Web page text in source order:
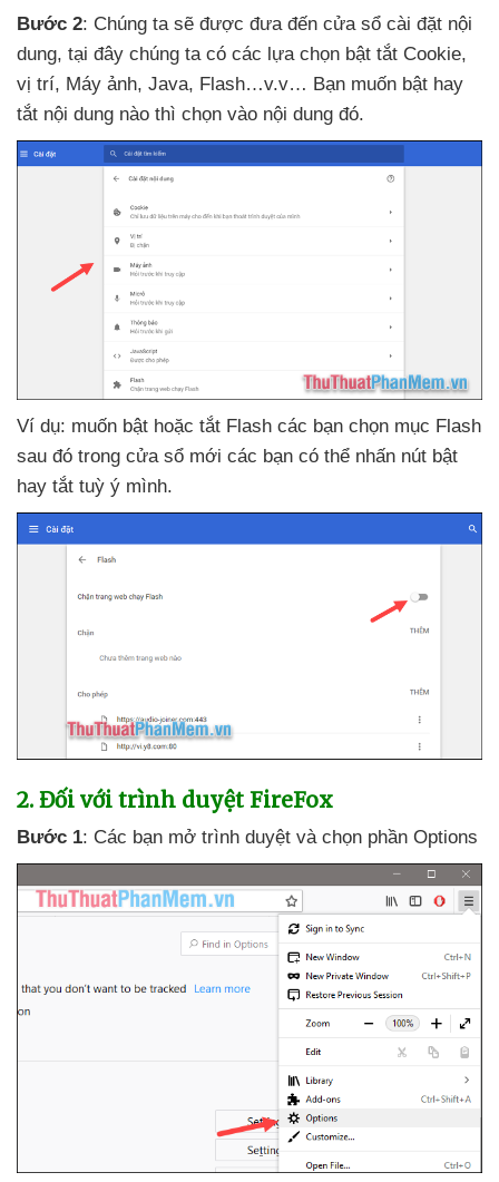
Bước 2: Chúng ta sẽ được đưa đến cửa sổ cài đặt nội
dung, tại đây chúng ta có các lựa chọn bật tắt Cookie,
vị trí, Máy ảnh, Java, Flash…v.v… Bạn muốn bật hay
tắt nội dung nào thì chọn vào nội dung đó.
Ví dụ: muốn bật hoặc tắt Flash các bạn chọn mục Flash
sau đó trong cửa sổ mới các bạn có thể nhấn nút bật
hay tắt tuỳ ý mình.
2. Đối với trình duyệt FireFox
Bước 1: Các bạn mở trình duyệt và chọn phần Options